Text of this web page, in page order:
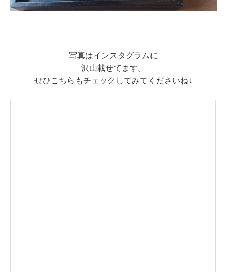
写真はインスタグラムに
沢山載せてます。
せひこちらもチェックしてみてくださいね↓